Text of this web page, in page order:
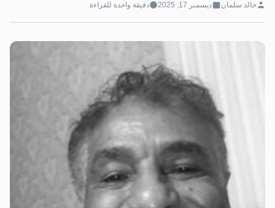
خالد سلمان ديسمبر 17, 2025 دقيقة واحدة للقراءة